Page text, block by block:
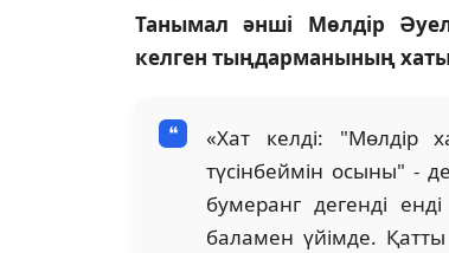
Танымал әнші Мөлдір
келген тыңдарманының
«Хат келді: "Мөлдір
түсінбеймін осыны" -
бумеранг дегенді
баламен үйімде.